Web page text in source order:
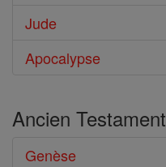
Jude
Apocalypse
Ancien Testament
Genèse